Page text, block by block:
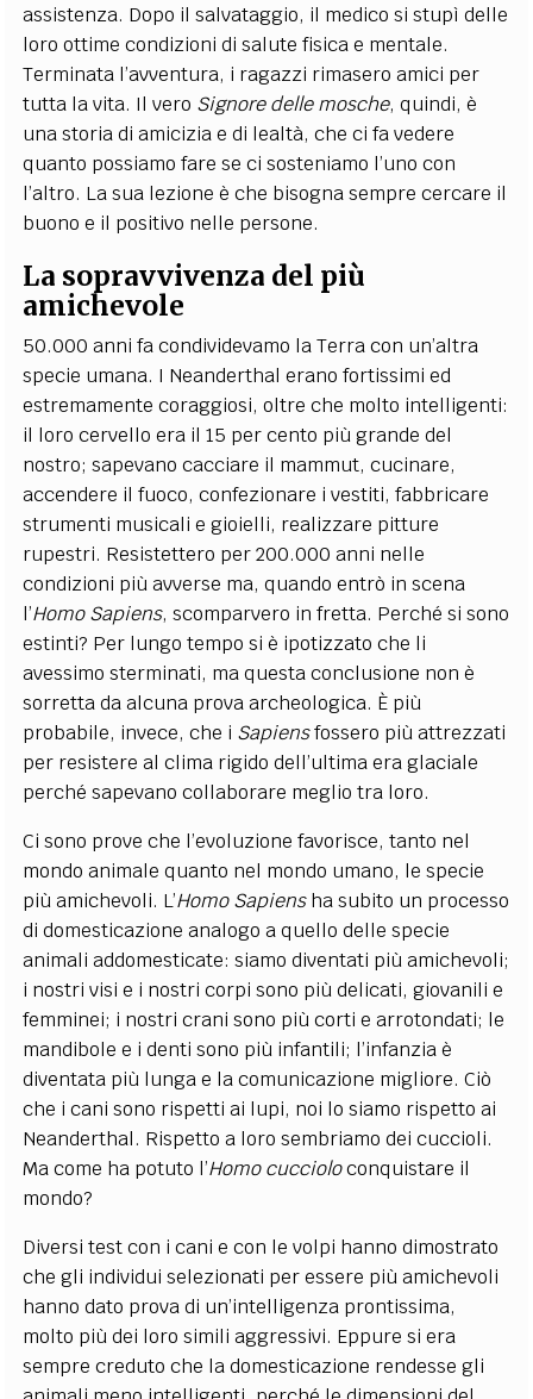
assistenza. Dopo il salvataggio, il medico si stupì delle
loro ottime condizioni di salute fisica e mentale.
Terminata l’avventura, i ragazzi rimasero amici per
tutta la vita. Il vero Signore delle mosche, quindi, è
una storia di amicizia e di lealtà, che ci fa vedere
quanto possiamo fare se ci sosteniamo l’uno con
l’altro. La sua lezione è che bisogna sempre cercare il
buono e il positivo nelle persone.
La sopravvivenza del più
amichevole
50.000 anni fa condividevamo la Terra con un’altra
specie umana. I Neanderthal erano fortissimi ed
estremamente coraggiosi, oltre che molto intelligenti:
il loro cervello era il 15 per cento più grande del
nostro; sapevano cacciare il mammut, cucinare,
accendere il fuoco, confezionare i vestiti, fabbricare
strumenti musicali e gioielli, realizzare pitture
rupestri. Resistettero per 200.000 anni nelle
condizioni più avverse ma, quando entrò in scena
l’Homo Sapiens, scomparvero in fretta. Perché si sono
estinti? Per lungo tempo si è ipotizzato che li
avessimo sterminati, ma questa conclusione non è
sorretta da alcuna prova archeologica. È più
probabile, invece, che i Sapiensfossero più attrezzati
per resistere al clima rigido dell’ultima era glaciale
perché sapevano collaborare meglio tra loro.
Ci sono prove che l’evoluzione favorisce, tanto nel
mondo animale quanto nel mondo umano, le specie
più amichevoli. L’Homo Sapiensha subito un processo
di domesticazione analogo a quello delle specie
animali addomesticate: siamo diventati più amichevoli;
i nostri visi e i nostri corpi sono più delicati, giovanili e
femminei; i nostri crani sono più corti e arrotondati; le
mandibole e i denti sono più infantili; l’infanzia è
diventata più lunga e la comunicazione migliore. Ciò
che i cani sono rispetti ai lupi, noi lo siamo rispetto ai
Neanderthal. Rispetto a loro sembriamo dei cuccioli.
Ma come ha potuto l’Homo cuccioloconquistare il
mondo?
Diversi test con i cani e con le volpi hanno dimostrato
che gli individui selezionati per essere più amichevoli
hanno dato prova di un’intelligenza prontissima,
molto più dei loro simili aggressivi. Eppure si era
sempre creduto che la domesticazione rendesse gli